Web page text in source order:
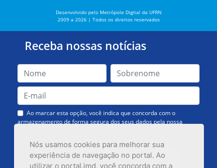
Nós usamos cookies para melhorar sua
experiência de navegação no portal. Ao
utilizar o portal.imd, você concorda com a
Desenvolvido pelo Metrópole Digital da UFRN
2009 a 2026 | Todos os direitos reservados
Receba nossas notícias
Ao marcar esta opção, você indica que concorda com o
armazenamento de forma segura dos seus dados pela nossa